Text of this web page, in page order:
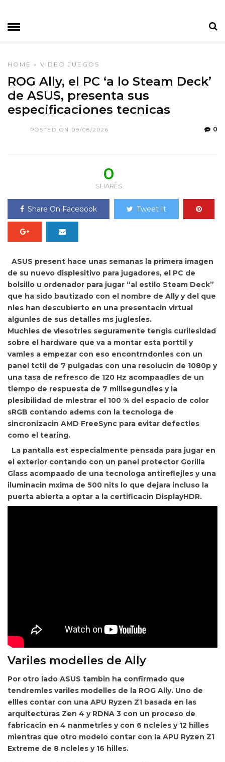
HOME » VIDEO JUEGOS
ROG Ally, el PC ‘a lo Steam Deck’
de ASUS, presenta sus
especificaciones tecnicas
POSTED ON 09/08/2026 0
0
SHARES
Share On Facebook Tweet It
ASUS present hace unas semanas la primera imagen
de su nuevo displesitivo para jugadores, el PC de
bolsillo u ordenador para jugar “al estilo Steam Deck”
que ha sido bautizado con el nombre de Ally y del que
nles han descubierto en una presentacin virtual
algunles de sus detalles ms juglesles.
Muchles de vlesotrles seguramente tengis curilesidad
sobre el hardware que va a montar esta porttil y
vamles a empezar con eso encontrndonles con un
panel tctil de 7 pulgadas con una resolucin de 1080p y
una tasa de refresco de 120 Hz acompaadles de un
tiempo de respuesta de 7 milisegundles y la
plesibilidad de mlestrar el 100 % del espacio de color
sRGB contando adems con la tecnologa de
sincronizacin AMD FreeSync para evitar defectles
como el tearing.
La pantalla est especialmente pensada para jugar en
el exterior contando con un panel protector Gorilla
Glass acompaado de una tecnologa antireflejles y una
iluminacin mxima de 500 nits lo que dejara incluso la
puerta abierta a optar a la certificacin DisplayHDR.
Variles modelles de Ally
Por otro lado ASUS tambin ha confirmado que
tendremles variles modelles de la ROG Ally. Uno de
ellles contar con una APU Ryzen Z1 basada en las
arquitecturas Zen 4 y RDNA 3 con un proceso de
fabricacin en 4 nanmetrles y con 6 ncleles y 12 hilles
mientras que otro modelo contar con la APU Ryzen Z1
Extreme de 8 ncleles y 16 hilles.